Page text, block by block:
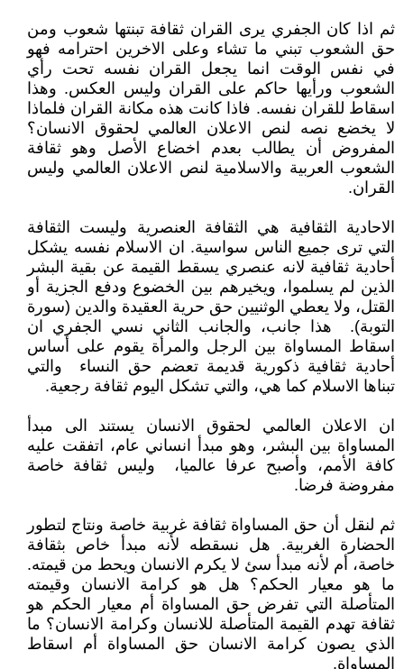
ثم اذا كان الجفري يرى القران ثقافة تبنتها شعوب ومن
حق الشعوب تبني ما تشاء وعلى الاخرين احترامه فهو
في نفس الوقت انما يجعل القران نفسه تحت رأي
الشعوب ورأيها حاكم على القران وليس العكس. وهذا
اسقاط للقران نفسه. فاذا كانت هذه مكانة القران فلماذا
لا يخضع نصه لنص الاعلان العالمي لحقوق الانسان؟
المفروض أن يطالب بعدم اخضاع الأصل وهو ثقافة
الشعوب العربية والاسلامية لنص الاعلان العالمي وليس
القران.
الاحادية الثقافية هي الثقافة العنصرية وليست الثقافة
التي ترى جميع الناس سواسية. ان الاسلام نفسه يشكل
أحادية ثقافية لانه عنصري يسقط القيمة عن بقية البشر
الذين لم يسلموا، ويخيرهم بين الخضوع ودفع الجزية أو
القتل، ولا يعطي الوثنيين حق حرية العقيدة والدين (سورة
التوبة). هذا جانب، والجانب الثاني نسي الجفري ان
اسقاط المساواة بين الرجل والمرأة يقوم على أساس
أحادية ثقافية ذكورية قديمة تعضم حق النساء والتي
تبناها الاسلام كما هي، والتي تشكل اليوم ثقافة رجعية.
ان الاعلان العالمي لحقوق الانسان يستند الى مبدأ
المساواة بين البشر، وهو مبدأ انساني عام، اتفقت عليه
كافة الأمم، وأصبح عرفا عالميا، وليس ثقافة خاصة
مفروضة فرضا.
ثم لنقل أن حق المساواة ثقافة غربية خاصة ونتاج لتطور
الحضارة الغربية. هل نسقطه لأنه مبدأ خاص بثقافة
خاصة، أم لأنه مبدأ سئ لا يكرم الانسان ويحط من قيمته.
ما هو معيار الحكم؟ هل هو كرامة الانسان وقيمته
المتأصلة التي تفرض حق المساواة أم معيار الحكم هو
ثقافة تهدم القيمة المتأصلة للانسان وكرامة الانسان؟ ما
الذي يصون كرامة الانسان حق المساواة أم اسقاط
المساواة.